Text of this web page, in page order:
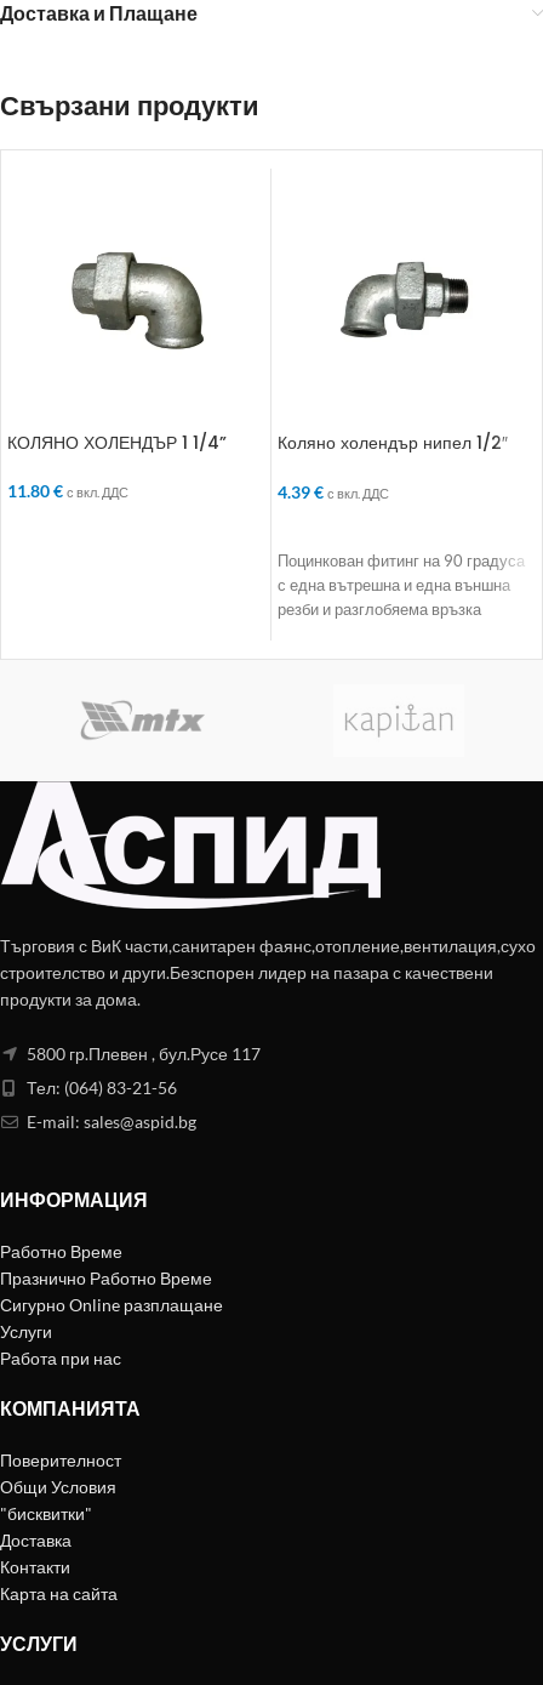
Доставка и Плащане
Свързани продукти
КОЛЯНО ХОЛЕНДЪР 1 1/4”
11.80€ с вкл. ДДС
Коляно холендър нипел 1/2″
4.39€ с вкл. ДДС
Поцинкован фитинг на 90 градуса
с една вътрешна и една външна
резби и разглобяема връзка
Търговия с ВиК части,санитарен фаянс,отопление,вентилация,сухо
строителство и други.Безспорен лидер на пазара с качествени
продукти за дома.
5800 гр.Плевен , бул.Русе 117
Тел: (064) 83-21-56
E-mail: sales@aspid.bg
ИНФОРМАЦИЯ
Работно Време
Празнично Работно Време
Сигурно Online разплащане
Услуги
Работа при нас
КОМПАНИЯТА
Поверителност
Общи Условия
"бисквитки"
Доставка
Контакти
Карта на сайта
УСЛУГИ